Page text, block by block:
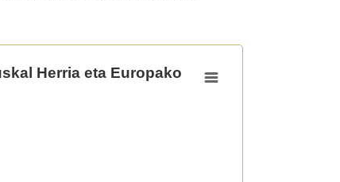
erregioak. 2023
Herria eta Europako erregioak. 2023
Herria eta Europako